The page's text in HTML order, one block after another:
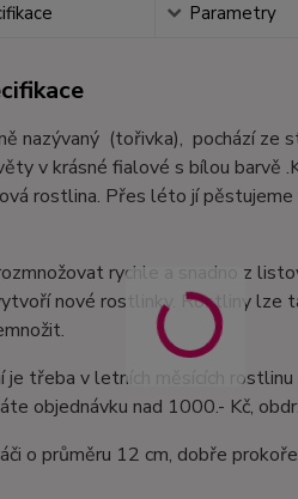
Parametry
nazývaný (tořivka), pochází ze
v krásné fialové s bílou barvě
rostlina. Přes léto jí
rychle a snadno z
nové rostlinky. Rostliny lze
třeba v letních měsících
objednávku nad 1000.- Kč,
o průměru 12 cm, dobře